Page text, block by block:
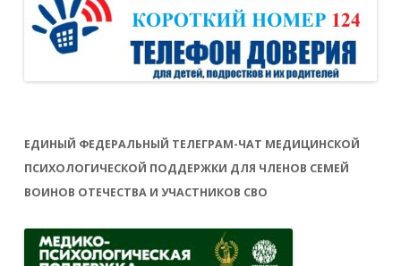
ЕДИНЫЙ ФЕДЕРАЛЬНЫЙ ТЕЛЕГРАМ-ЧАТ МЕДИЦИНСКОЙ
ПСИХОЛОГИЧЕСКОЙ ПОДДЕРЖКИ ДЛЯ ЧЛЕНОВ СЕМЕЙ
ВОИНОВ ОТЕЧЕСТВА И УЧАСТНИКОВ СВО